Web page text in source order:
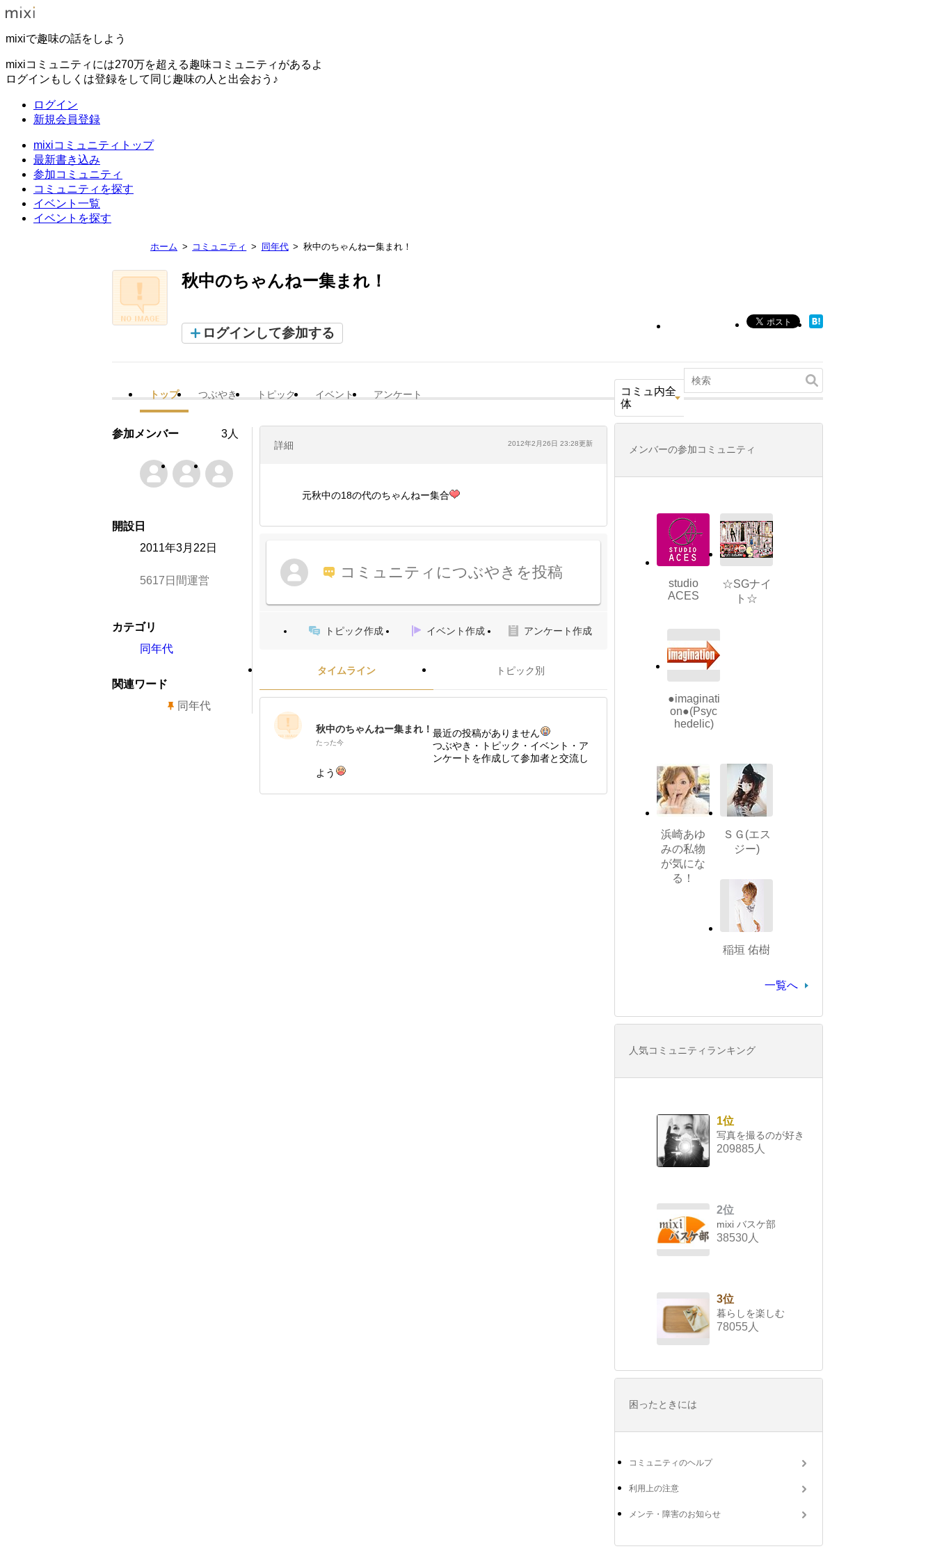
mixiで趣味の話をしよう
mixiコミュニティには270万を超える趣味コミュニティがあるよ
ログインもしくは登録をして同じ趣味の人と出会おう♪
ログイン
新規会員登録
mixiコミュニティトップ
最新書き込み
参加コミュニティ
コミュニティを探す
イベント一覧
イベントを探す
ホーム コミュニティ 同年代 秋中のちゃんねー集まれ！
秋中のちゃんねー集まれ！
ログインして参加する
トップ つぶやき トピック イベント アンケート
コミュ内全
体
詳細 2012年2月26日 23:28更新
元秋中の18の代のちゃんねー集合
コミュニティにつぶやきを投稿
トピック作成 イベント作成 アンケート作成
タイムライン トピック別
秋中のちゃんねー集まれ！
たった今
最近の投稿がありません
つぶやき・トピック・イベント・ア
ンケートを作成して参加者と交流し
よう
参加メンバー 3人
開設日
2011年3月22日
5617日間運営
カテゴリ
同年代
関連ワード
同年代
メンバーの参加コミュニティ
studio
ACES
☆SGナイ
ト☆
●imaginati
on●(Psyc
hedelic)
浜崎あゆ
みの私物
が気にな
る！
ＳＧ(エス
ジー)
稲垣 佑樹
一覧へ
人気コミュニティランキング
1位
写真を撮るのが好き
209885人
2位
mixi バスケ部
38530人
3位
暮らしを楽しむ
78055人
困ったときには
コミュニティのヘルプ
利用上の注意
メンテ・障害のお知らせ